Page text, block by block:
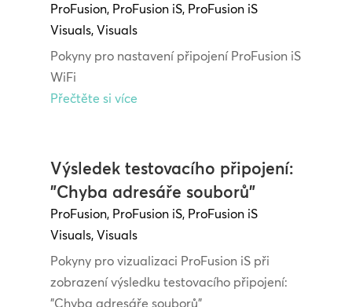
ProFusion, ProFusion iS, ProFusion iS
Visuals, Visuals
Pokyny pro nastavení připojení ProFusion iS
WiFi
Přečtěte si více
Výsledek testovacího připojení:
"Chyba adresáře souborů"
ProFusion, ProFusion iS, ProFusion iS
Visuals, Visuals
Pokyny pro vizualizaci ProFusion iS při
zobrazení výsledku testovacího připojení:
"Chyba adresáře souborů"